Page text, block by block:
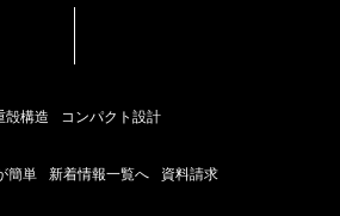
殻構造 コンパクト設計
簡単 新着情報一覧へ 資料請求